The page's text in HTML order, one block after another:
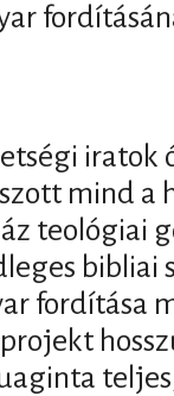
mind a
teológiai
bibliai
fordítása